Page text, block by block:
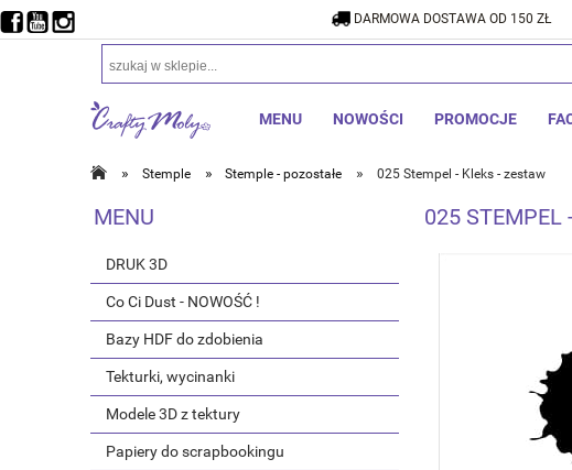
DARMOWA
MENU NOWOŚCI PROMOCJE
» Stemple » Stemple - pozostałe » 025 Stempel - Kleks - zestaw
DARMOWA DOSTAWA OD 150 ZŁ
MENU
DRUK 3D
Co Ci Dust - NOWOŚĆ !
Bazy HDF do zdobienia
Tekturki, wycinanki
Modele 3D z tektury
Papiery do scrapbookingu
025 STEMPEL